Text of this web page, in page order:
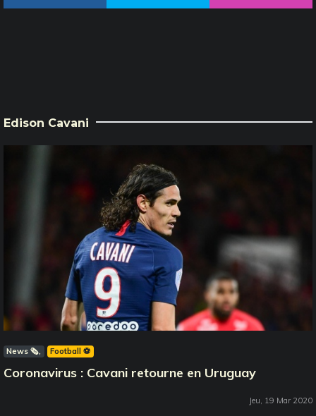
Edison Cavani
News 🗞️ Football ⚽️
Coronavirus : Cavani retourne en Uruguay
Jeu, 19 Mar 2020